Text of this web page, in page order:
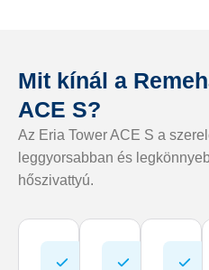
Mit kínál a
ACE S?
Az Eria Tower ACE S a
leggyorsabban és
hőszivattyú.